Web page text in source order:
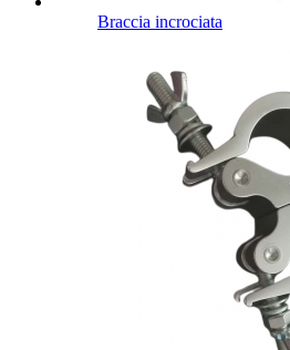
Braccia incrociata